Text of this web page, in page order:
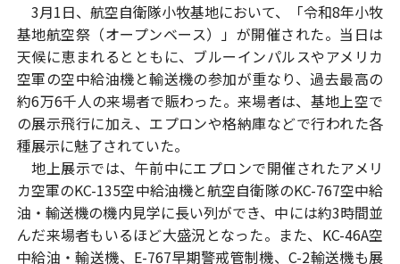
3月1日、航空自衛隊小牧基地において、「令和8年小牧
基地航空祭（オープンベース）」が開催された。当日は
天候に恵まれるとともに、ブルーインパルスやアメリカ
空軍の空中給油機と輸送機の参加が重なり、過去最高の
約6万6千人の来場者で賑わった。来場者は、基地上空で
の展示飛行に加え、エプロンや格納庫などで行われた各
種展示に魅了されていた。
地上展示では、午前中にエプロンで開催されたアメリ
カ空軍のKC-135空中給油機と航空自衛隊のKC-767空中給
油・輸送機の機内見学に長い列ができ、中には約3時間並
んだ来場者もいるほど大盛況となった。また、KC-46A空
中給油・輸送機、E-767早期警戒管制機、C-2輸送機も展